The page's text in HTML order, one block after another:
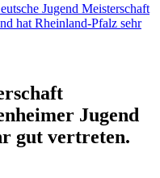
Jugend Meisterschaft
hat Rheinland-Pfalz sehr
Jugend
gut vertreten.